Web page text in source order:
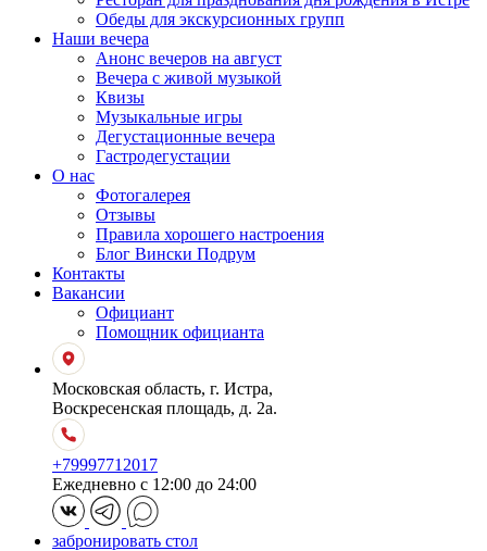
Обеды для экскурсионных групп
Наши вечера
Анонс вечеров на август
Вечера с живой музыкой
Квизы
Музыкальные игры
Дегустационные вечера
Гастродегустации
О нас
Фотогалерея
Отзывы
Правила хорошего настроения
Блог Вински Подрум
Контакты
Вакансии
Официант
Помощник официанта
Московская область, г. Истра,
Воскресенская площадь, д. 2а.
+79997712017
Ежедневно с 12:00 до 24:00
забронировать стол